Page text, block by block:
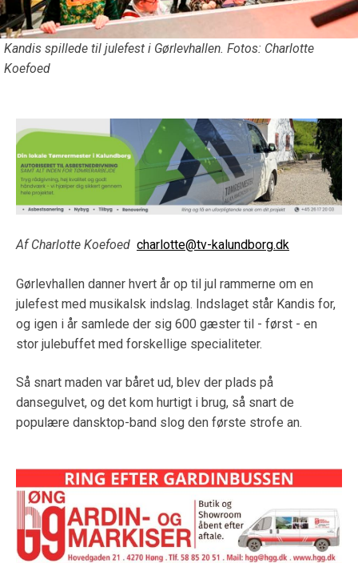
Kandis spillede til julefest i Gørlevhallen. Fotos: Charlotte
Koefoed
Af Charlotte Koefoed charlotte@tv-kalundborg.dk
Gørlevhallen danner hvert år op til jul rammerne om en
julefest med musikalsk indslag. Indslaget står Kandis for,
og igen i år samlede der sig 600 gæster til - først - en
stor julebuffet med forskellige specialiteter.
Så snart maden var båret ud, blev der plads på
dansegulvet, og det kom hurtigt i brug, så snart de
populære dansktop-band slog den første strofe an.